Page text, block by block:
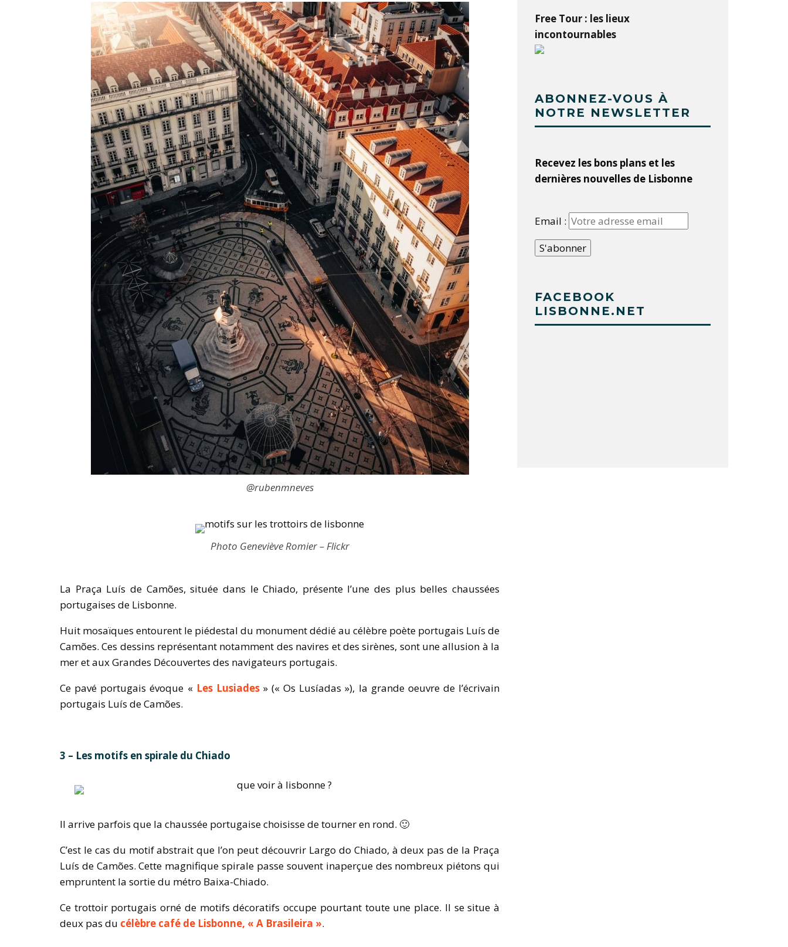
@rubenmneves
Photo Geneviève Romier – Flickr
La Praça Luís de Camões, située dans le Chiado, présente l’une des plus belles chaussées
portugaises de Lisbonne.
Huit mosaïques entourent le piédestal du monument dédié au célèbre poète portugais Luís de
Camões. Ces dessins représentant notamment des navires et des sirènes, sont une allusion à la
mer et aux Grandes Découvertes des navigateurs portugais.
Ce pavé portugais évoque « Les Lusiades» (« Os Lusíadas »), la grande oeuvre de l’écrivain
portugais Luís de Camões.
3 – Les motifs en spirale du Chiado
Il arrive parfois que la chaussée portugaise choisisse de tourner en rond. 🙂
C’est le cas du motif abstrait que l’on peut découvrir Largo do Chiado, à deux pas de la Praça
Luís de Camões. Cette magnifique spirale passe souvent inaperçue des nombreux piétons qui
empruntent la sortie du métro Baixa-Chiado.
Ce trottoir portugais orné de motifs décoratifs occupe pourtant toute une place. Il se situe à
deux pas du célèbre café de Lisbonne, « A Brasileira ».
Free Tour : les lieux
incontournables
ABONNEZ-VOUS À
NOTRE NEWSLETTER
Recevez les bons plans et les
dernières nouvelles de Lisbonne
Email :
FACEBOOK
LISBONNE.NET